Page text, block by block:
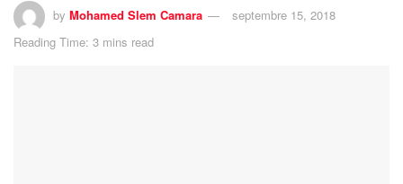
by Mohamed Slem Camara
septembre 15, 2018
Reading Time: 3 mins read